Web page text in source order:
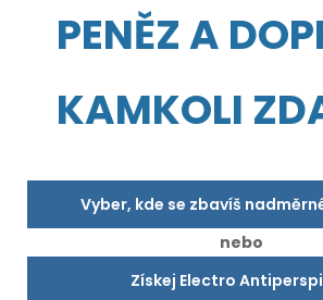
PENĚZ A
KAMKOLI
Vyber, kde se zbavíš
nebo
Získej Electro